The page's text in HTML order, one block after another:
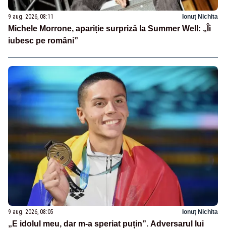
9 aug. 2026, 08:11 Ionuț Nichita
Michele Morrone, apariție surpriză la Summer Well: „Îi
iubesc pe români”
9 aug. 2026, 08:05 Ionuț Nichita
„E idolul meu, dar m-a speriat puțin”. Adversarul lui